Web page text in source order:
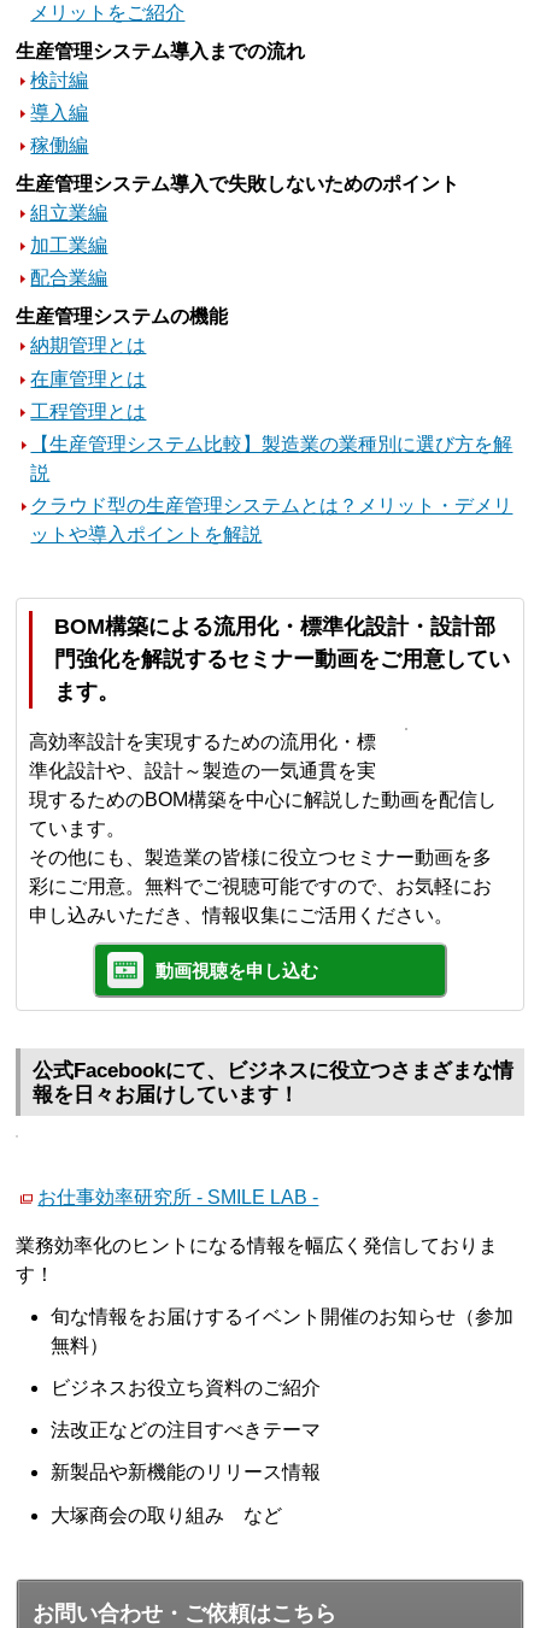
メリットをご紹介
生産管理システム導入までの流れ
検討編
導入編
稼働編
生産管理システム導入で失敗しないためのポイント
組立業編
加工業編
配合業編
生産管理システムの機能
納期管理とは
在庫管理とは
工程管理とは
【生産管理システム比較】製造業の業種別に選び方を解
説
クラウド型の生産管理システムとは？メリット・デメリ
ットや導入ポイントを解説
BOM構築による流用化・標準化設計・設計部
門強化を解説するセミナー動画をご用意してい
ます。
高効率設計を実現するための流用化・標
準化設計や、設計～製造の一気通貫を実
現するためのBOM構築を中心に解説した動画を配信し
ています。
その他にも、製造業の皆様に役立つセミナー動画を多
彩にご用意。無料でご視聴可能ですので、お気軽にお
申し込みいただき、情報収集にご活用ください。
動画視聴を申し込む
公式Facebookにて、ビジネスに役立つさまざまな情
報を日々お届けしています！
お仕事効率研究所 - SMILE LAB -
業務効率化のヒントになる情報を幅広く発信しておりま
す！
旬な情報をお届けするイベント開催のお知らせ（参加
無料）
ビジネスお役立ち資料のご紹介
法改正などの注目すべきテーマ
新製品や新機能のリリース情報
大塚商会の取り組み など
お問い合わせ・ご依頼はこちら